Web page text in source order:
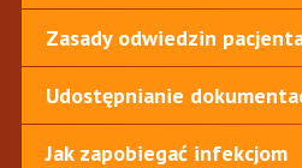
Zasady odwiedzin
Udostępnianie
Jak zapobiegać infekcjom